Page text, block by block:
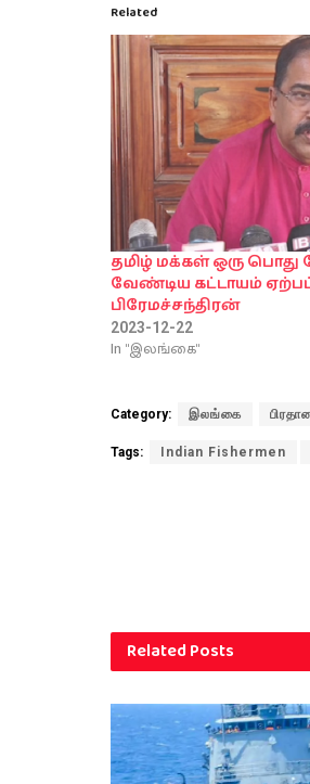
Related
தமிழ் மக்கள் ஒரு பொது
வேண்டிய கட்டாயம்
பிரேமச்சந்திரன்
2023-12-22
In "இலங்கை"
Category: இலங்கை
Tags: Indian Fishermen
RelatedPosts